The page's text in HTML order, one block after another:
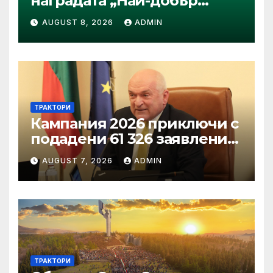
специализиран трактор“ на
конкурса Tractor of the Year
2026
AUGUST 8, 2026 ADMIN
ТРАКТОРИ
Кампания 2026 приключи с
подадени 61 326 заявления
за подпомагане
AUGUST 7, 2026 ADMIN
ТРАКТОРИ